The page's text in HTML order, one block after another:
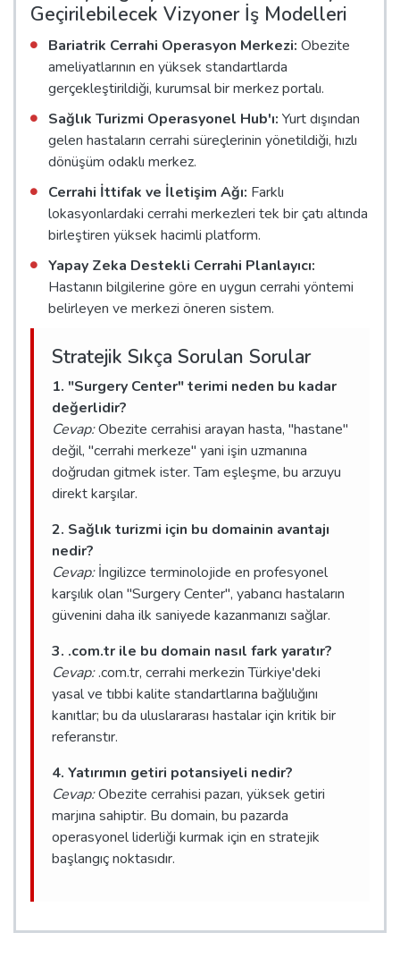
Geçirilebilecek Vizyoner İş Modelleri
Bariatrik Cerrahi Operasyon Merkezi: Obezite
ameliyatlarının en yüksek standartlarda
gerçekleştirildiği, kurumsal bir merkez portalı.
Sağlık Turizmi Operasyonel Hub'ı: Yurt dışından
gelen hastaların cerrahi süreçlerinin yönetildiği, hızlı
dönüşüm odaklı merkez.
Cerrahi İttifak ve İletişim Ağı: Farklı
lokasyonlardaki cerrahi merkezleri tek bir çatı altında
birleştiren yüksek hacimli platform.
Yapay Zeka Destekli Cerrahi Planlayıcı:
Hastanın bilgilerine göre en uygun cerrahi yöntemi
belirleyen ve merkezi öneren sistem.
Stratejik Sıkça Sorulan Sorular
1. "Surgery Center" terimi neden bu kadar
değerlidir?
Cevap:Obezite cerrahisi arayan hasta, "hastane"
değil, "cerrahi merkeze" yani işin uzmanına
doğrudan gitmek ister. Tam eşleşme, bu arzuyu
direkt karşılar.
2. Sağlık turizmi için bu domainin avantajı
nedir?
Cevap:İngilizce terminolojide en profesyonel
karşılık olan "Surgery Center", yabancı hastaların
güvenini daha ilk saniyede kazanmanızı sağlar.
3. .com.tr ile bu domain nasıl fark yaratır?
Cevap:.com.tr, cerrahi merkezin Türkiye'deki
yasal ve tıbbi kalite standartlarına bağlılığını
kanıtlar; bu da uluslararası hastalar için kritik bir
referanstır.
4. Yatırımın getiri potansiyeli nedir?
Cevap:Obezite cerrahisi pazarı, yüksek getiri
marjına sahiptir. Bu domain, bu pazarda
operasyonel liderliği kurmak için en stratejik
başlangıç noktasıdır.